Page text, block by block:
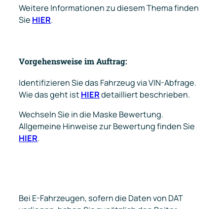
Weitere Informationen zu diesem Thema finden
Sie HIER.
Vorgehensweise im Auftrag:
Identifizieren Sie das Fahrzeug via VIN-Abfrage.
Wie das geht ist HIERdetailliert beschrieben.
Wechseln Sie in die Maske Bewertung.
Allgemeine Hinweise zur Bewertung finden Sie
HIER.
Bei E-Fahrzeugen, sofern die Daten von DAT